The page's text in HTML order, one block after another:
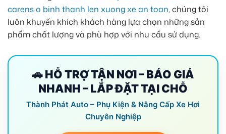
carens o binh thanh len xuong xe an toan, chúng tôi
luôn khuyến khích khách hàng lựa chọn những sản
phẩm chất lượng và phù hợp với nhu cầu sử dụng.
🚗 HỖ TRỢ TẬN NƠI – BÁO GIÁ
NHANH – LẮP ĐẶT TẠI CHỖ
Thành Phát Auto – Phụ Kiện & Nâng Cấp Xe Hơi
Chuyên Nghiệp